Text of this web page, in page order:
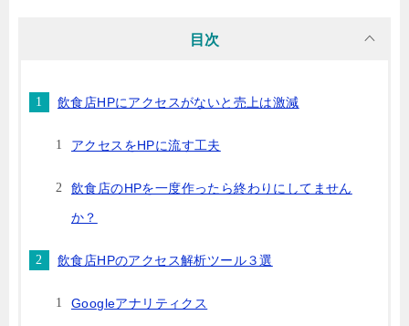
目次
飲食店HPにアクセスがないと売上は激減
アクセスをHPに流す工夫
飲食店のHPを一度作ったら終わりにしてません
か？
飲食店HPのアクセス解析ツール３選
Googleアナリティクス